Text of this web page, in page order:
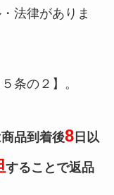
法律がありま
条の２】。
品到着後8日以
することで返品